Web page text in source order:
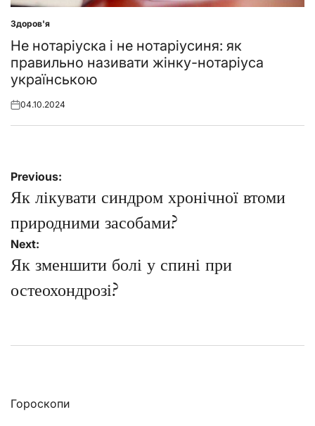
Posted
in
Здоров'я
Не нотаріуска і не нотаріусиня: як
правильно називати жінку-нотаріуса
українською
Posted
04.10.2024
Навігація
записів
Previous:
Як лікувати синдром хронічної втоми
природними засобами?
Next:
Як зменшити болі у спині при
остеохондрозі?
Гороскопи